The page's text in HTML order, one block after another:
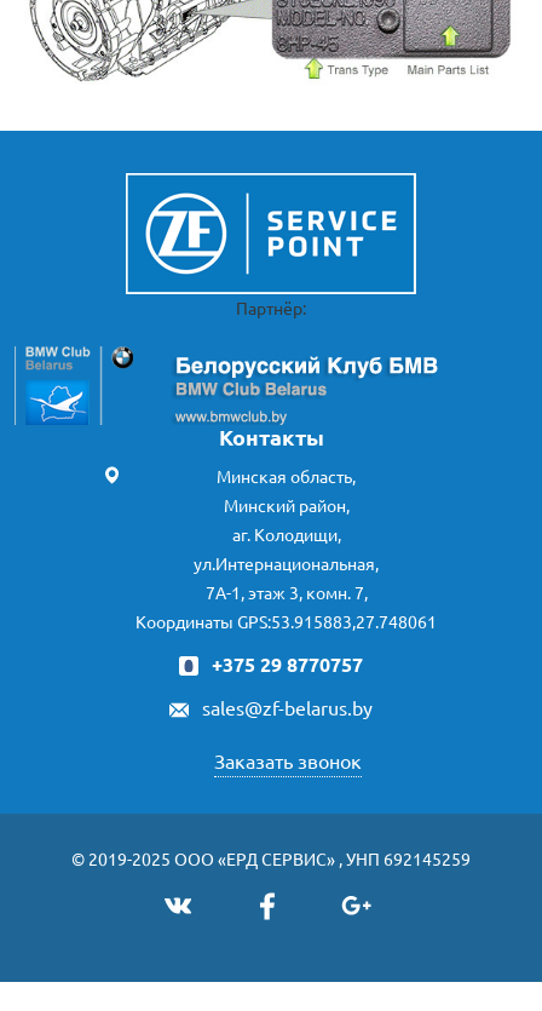
Партнёр:
Контакты
Минская область,
Минский район,
аг. Колодищи,
ул.Интернациональная,
7А-1, этаж 3, комн. 7,
Координаты GPS:53.915883,27.748061
+375 29 8770757
sales@zf-belarus.by
Заказать звонок
© 2019-2025 ООО «ЕРД СЕРВИС» , УНП 692145259